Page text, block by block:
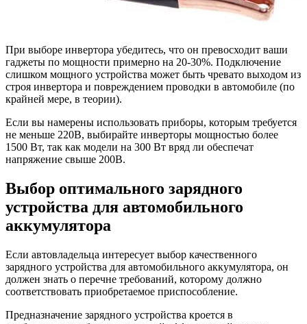
При выборе инвертора убедитесь, что он превосходит ваши
гаджеты по мощности примерно на 20-30%. Подключение
слишком мощного устройства может быть чревато выходом из
строя инвертора и повреждением проводки в автомобиле (по
крайней мере, в теории).
Если вы намерены использовать приборы, которым требуется
не меньше 220В, выбирайте инверторы мощностью более
1500 Вт, так как модели на 300 Вт вряд ли обеспечат
напряжение свыше 200В.
Выбор оптимального зарядного
устройства для автомобильного
аккумулятора
Если автовладельца интересует выбор качественного
зарядного устройства для автомобильного аккумулятора, он
должен знать о перечне требований, которому должно
соответствовать приобретаемое приспособление.
Предназначение зарядного устройства кроется в